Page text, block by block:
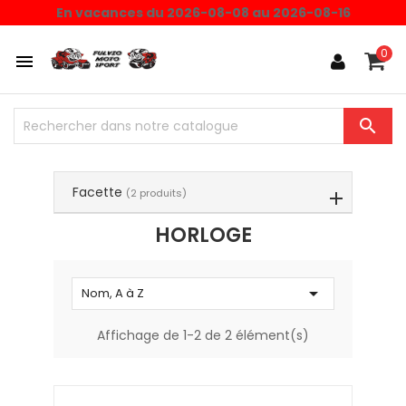
En vacances du 2026-08-08 au 2026-08-16
 0

Facette (2 produits)
HORLOGE
Nom, A à Z 
Affichage de 1-2 de 2 élément(s)
Choisissez une valeur...